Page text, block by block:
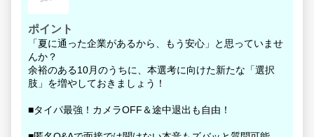
ポイント
「夏に通った企業があるから、もう安心」と思っていませ
んか？
余裕のある10月のうちに、本選考に向けた新たな「選択
肢」を増やしておきましょう！
■タイパ最強！カメラOFF＆途中退出も自由！